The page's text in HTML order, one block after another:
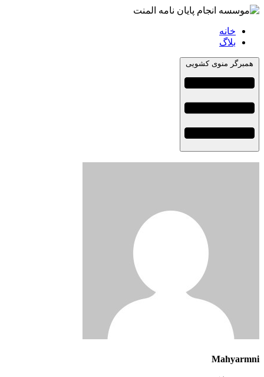
خانه
بلاگ
همبرگر منوی کشویی
Mahyarmni